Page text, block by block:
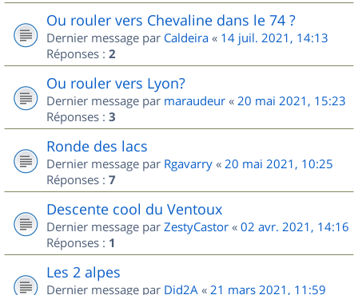
Ou rouler vers Chevaline dans le 74 ?
Dernier message par Caldeira « 14 juil. 2021, 14:13
Réponses : 2
Ou rouler vers Lyon?
Dernier message par maraudeur « 20 mai 2021, 15:23
Réponses : 3
Ronde des lacs
Dernier message par Rgavarry « 20 mai 2021, 10:25
Réponses : 7
Descente cool du Ventoux
Dernier message par ZestyCastor « 02 avr. 2021, 14:16
Réponses : 1
Les 2 alpes
Dernier message par Did2A « 21 mars 2021, 11:59